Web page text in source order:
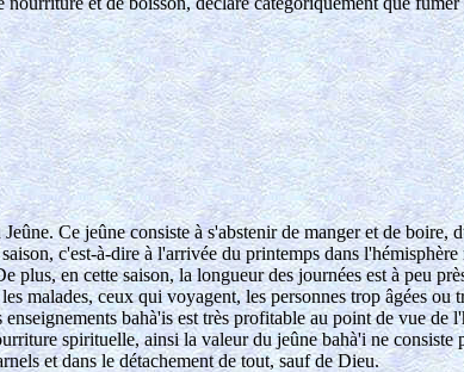
Ce jeûne consiste à s'abstenir de manger et de
c'est-à-dire à l'arrivée du printemps dans
en cette saison, la longueur des journées est à peu
malades, ceux qui voyagent, les personnes trop âgées
bahà'is est très profitable au point de vue de
spirituelle, ainsi la valeur du jeûne bahà'i ne
et dans le détachement de tout, sauf de Dieu.